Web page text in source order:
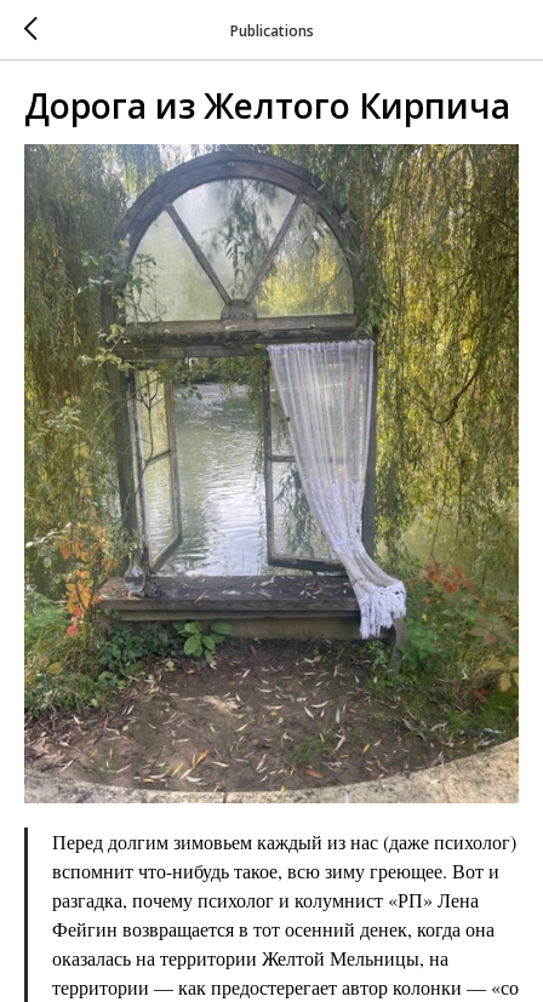
Publications
Дорога из Желтого Кирпича
Перед долгим зимовьем каждый из нас (даже психолог)
вспомнит что-нибудь такое, всю зиму греющее. Вот и
разгадка, почему психолог и колумнист «РП» Лена
Фейгин возвращается в тот осенний денек, когда она
оказалась на территории Желтой Мельницы, на
территории — как предостерегает автор колонки — «со